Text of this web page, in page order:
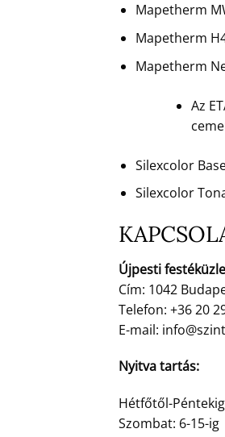
Mapetherm
Mapetherm
Mapetherm
Az
Silexcolor
Silexcolor
Újpesti
Cím: 1042
Telefon: +36 20
E-mail:
Nyitva tartás:
Hétfőtől-
Szombat: 6-15-ig